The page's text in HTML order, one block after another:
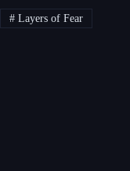
#Layers of Fear